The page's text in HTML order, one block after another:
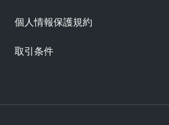
個人情報保護規約
取引条件